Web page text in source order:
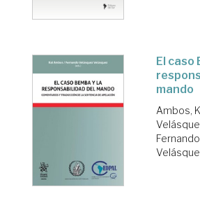
El caso
mando
Ambos,
Fernando